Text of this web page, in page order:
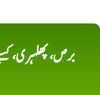
برص، پھلہری،